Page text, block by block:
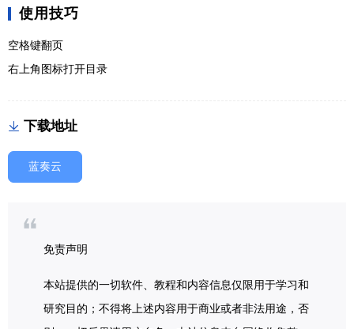
使用技巧
空格键翻页
右上角图标打开目录
下载地址
蓝奏云
免责声明
本站提供的一切软件、教程和内容信息仅限用于学习和
研究目的；不得将上述内容用于商业或者非法用途，否